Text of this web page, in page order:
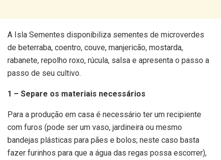
A Isla Sementes disponibiliza sementes de microverdes
de beterraba, coentro, couve, manjericão, mostarda,
rabanete, repolho roxo, rúcula, salsa e apresenta o passo a
passo de seu cultivo.
1 – Separe os materiais necessários
Para a produção em casa é necessário ter um recipiente
com furos (pode ser um vaso, jardineira ou mesmo
bandejas plásticas para pães e bolos; neste caso basta
fazer furinhos para que a água das regas possa escorrer),